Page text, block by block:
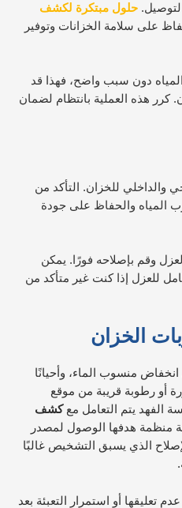
حلول مبتكرة لكشف
على سلامة الخزانات وتوفير
دون سبب واضح، فهذا قد
هذه العملية بانتظام لضمان
والداخلي للخزان. التأكد من
المياه والحفاظ على جودة
وقم بإصلاحه فورًا. يمكن
للعزل إذا كنت غير متأكد من
الخزان
منسوب الماء، وأحيانًا
أو رطوبة قريبة من موقع
الفهد يتم التعامل معكشف
منظمة هدفها الوصول لمصدر
الذي يسبق التشخيص غالبًا
تعليقها أو استمرار التعبئة بعد